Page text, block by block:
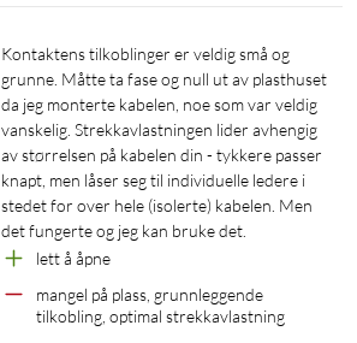
Kontaktens tilkoblinger er veldig små og
grunne. Måtte ta fase og null ut av plasthuset
da jeg monterte kabelen, noe som var veldig
vanskelig. Strekkavlastningen lider avhengig
av størrelsen på kabelen din - tykkere passer
knapt, men låser seg til individuelle ledere i
stedet for over hele (isolerte) kabelen. Men
det fungerte og jeg kan bruke det.
lett å åpne
mangel på plass, grunnleggende
tilkobling, optimal strekkavlastning